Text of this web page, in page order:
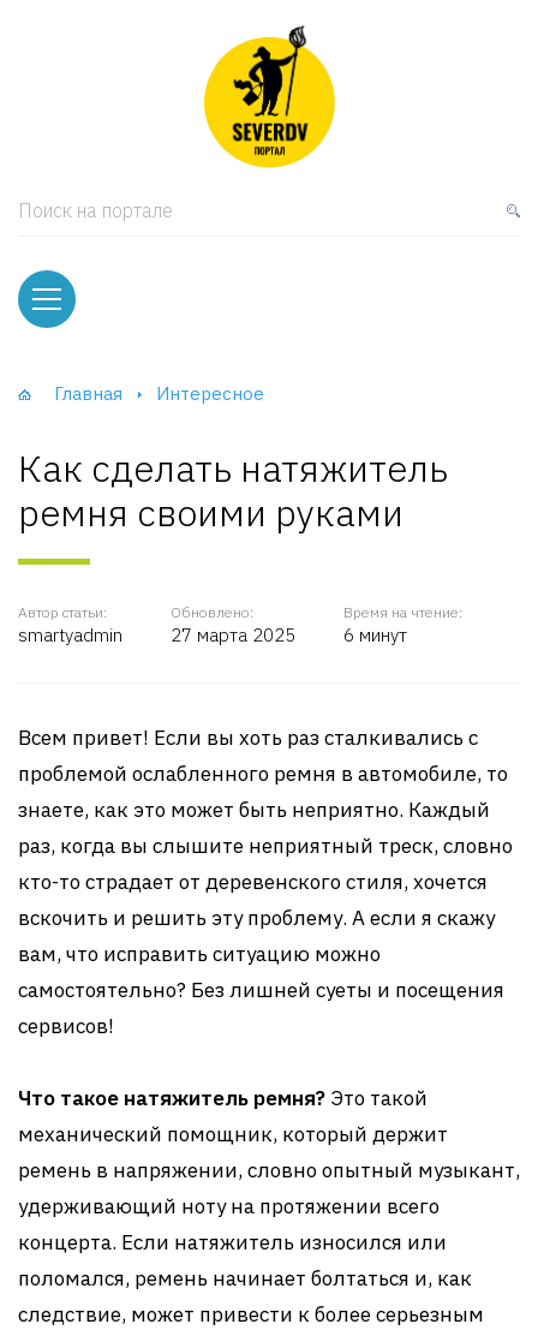
Поиск на портале
Главная Интересное
Как сделать натяжитель
ремня своими руками
Автор статьи:
smartyadmin
Обновлено:
27 марта 2025
Время на чтение:
6 минут
Всем привет! Если вы хоть раз сталкивались с
проблемой ослабленного ремня в автомобиле, то
знаете, как это может быть неприятно. Каждый
раз, когда вы слышите неприятный треск, словно
кто-то страдает от деревенского стиля, хочется
вскочить и решить эту проблему. А если я скажу
вам, что исправить ситуацию можно
самостоятельно? Без лишней суеты и посещения
сервисов!
Что такое натяжитель ремня? Это такой
механический помощник, который держит
ремень в напряжении, словно опытный музыкант,
удерживающий ноту на протяжении всего
концерта. Если натяжитель износился или
поломался, ремень начинает болтаться и, как
следствие, может привести к более серьезным
и тумбы